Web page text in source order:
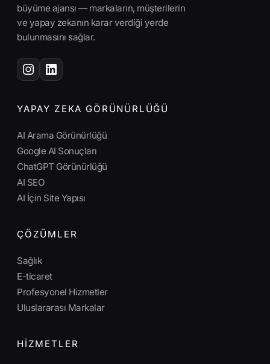
büyüme ajansı — markaların, müşterilerin
ve yapay zekanın karar verdiği yerde
bulunmasını sağlar.
YAPAY ZEKA GÖRÜNÜRLÜĞÜ
AI Arama Görünürlüğü
Google AI Sonuçları
ChatGPT Görünürlüğü
AI SEO
AI İçin Site Yapısı
ÇÖZÜMLER
Sağlık
E-ticaret
Profesyonel Hizmetler
Uluslararası Markalar
HIZMETLER